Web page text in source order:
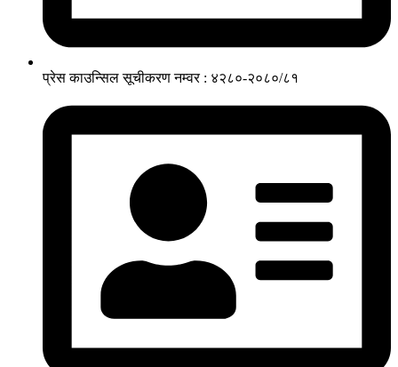
प्रेस काउन्सिल सूचीकरण नम्वर : ४२८०-२०८०/८१